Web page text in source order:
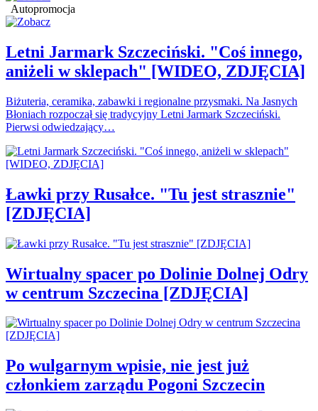
Autopromocja
Letni Jarmark Szczeciński. "Coś innego,
aniżeli w sklepach" [WIDEO, ZDJĘCIA]
Biżuteria, ceramika, zabawki i regionalne przysmaki. Na Jasnych
Błoniach rozpoczął się tradycyjny Letni Jarmark Szczeciński.
Pierwsi odwiedzający…
Ławki przy Rusałce. "Tu jest strasznie"
[ZDJĘCIA]
Wirtualny spacer po Dolinie Dolnej Odry
w centrum Szczecina [ZDJĘCIA]
Po wulgarnym wpisie, nie jest już
członkiem zarządu Pogoni Szczecin